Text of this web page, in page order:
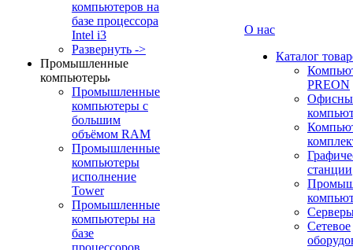
компьютеров на
базе процессора
Intel i3
Развернуть ->
Промышленные
компьютеры
Промышленные
компьютеры с
большим
объёмом RAM
Промышленные
компьютеры
исполнение
Tower
Промышленные
компьютеры на
базе
процессоров
О нас
Каталог
PREON
станции
Сетевое